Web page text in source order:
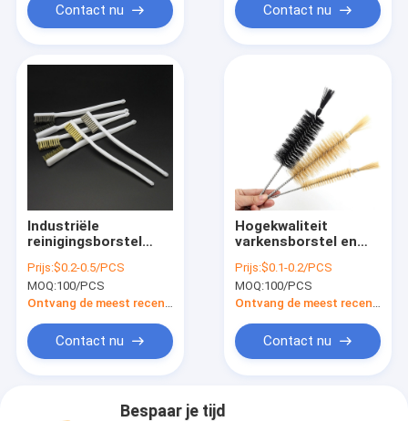
Contact nu Contact nu
Industriële
reinigingsborstel
autopoetsborstel
roestverwijdering
kleine detailborstel
Prijs:$0.2-0.5/PCS
MOQ:100/PCS
Ontvang de meest recente Prijs
Contact nu
Hogekwaliteit
varkensborstel en
Sprial
reinigingsborstel fles
wasborstel
Prijs:$0.1-0.2/PCS
MOQ:100/PCS
Ontvang de meest recente Prijs
Contact nu
Bespaar je tijd